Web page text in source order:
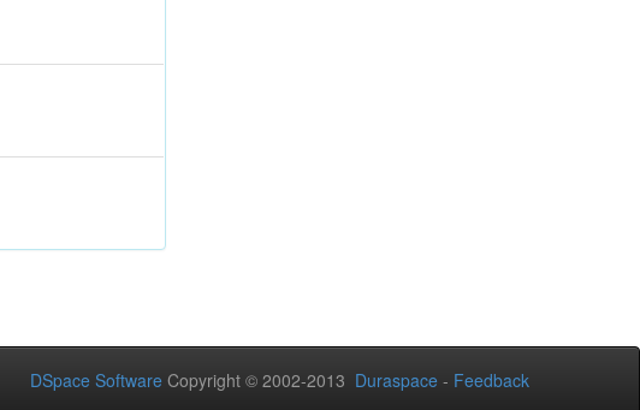
DSpace Software Copyright © 2002-2013 Duraspace - Feedback